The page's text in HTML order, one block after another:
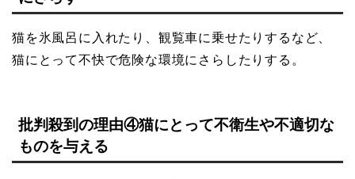
猫を氷風呂に入れたり、観覧車に乗せたりするなど、
猫にとって不快で危険な環境にさらしたりする。
批判殺到の理由④猫にとって不衛生や不適切な
ものを与える